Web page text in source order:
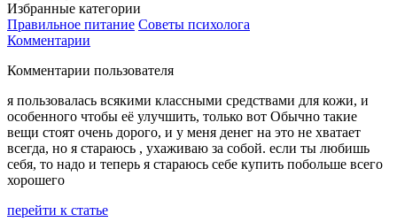
Избранные категории
Правильное питание Советы психолога
Комментарии
Комментарии пользователя
я пользовалась всякими классными средствами для кожи, и
особенного чтобы её улучшить, только вот Обычно такие
вещи стоят очень дорого, и у меня денег на это не хватает
всегда, но я стараюсь , ухаживаю за собой. если ты любишь
себя, то надо и теперь я стараюсь себе купить побольше всего
хорошего
перейти к статье